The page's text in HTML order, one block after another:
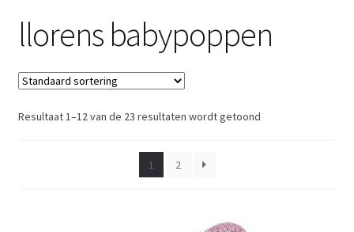
llorens babypoppen
Resultaat 1–12 van de 23 resultaten wordt getoond
1 2